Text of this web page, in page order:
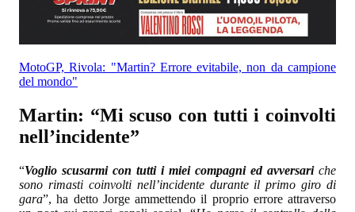
MotoGP, Rivola: "Martin? Errore evitabile, non da campione
del mondo"
Martin: “Mi scuso con tutti i coinvolti
nell’incidente”
“Voglio scusarmi con tutti i miei compagni ed avversariche
sono rimasti coinvolti nell’incidente durante il primo giro di
gara”, ha detto Jorge ammettendo il proprio errore attraverso